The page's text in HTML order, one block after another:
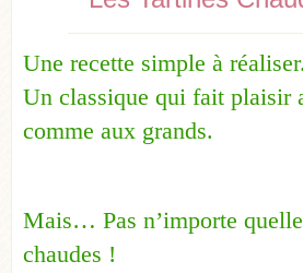
Une recette simple à réaliser.
Un classique qui fait plaisir
comme aux grands.
Mais… Pas n’importe
chaudes !